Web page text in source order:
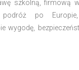
szkolną, firmową
podróż po
wygodę,